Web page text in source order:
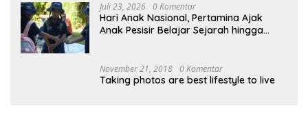
Juli 23, 2026 0 Komentar
Hari Anak Nasional, Pertamina Ajak
Anak Pesisir Belajar Sejarah hingga
November 21, 2018 0 Komentar
Taking photos are best lifestyle to live